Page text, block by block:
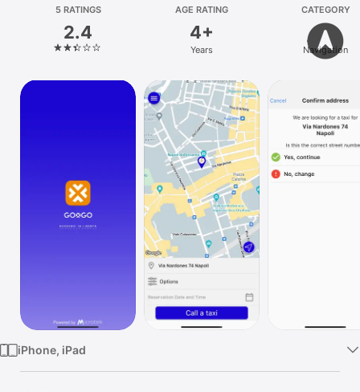
Platform
iPhone
iPad
5 RATINGS
2.4
AGE RATING
4+
Years
CATEGORY
Navigation
iPhone, iPad